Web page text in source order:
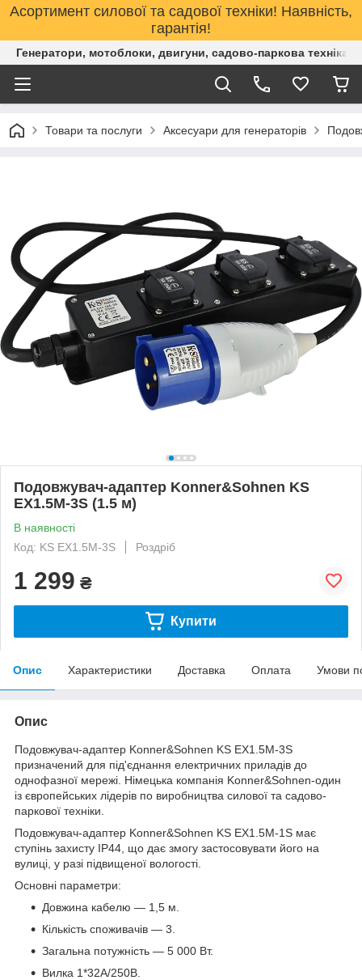
Асортимент силової та садової техніки! Наявність,
гарантія!
Генератори, мотоблоки, двигуни, садово-паркова техніка.
Товари та послуги Аксесуари для генераторів
Подовжувач-адаптер Konner&Sohnen KS
EX1.5M-3S (1.5 м)
В наявності
Код: KS EX1.5M-3S
Роздріб
1 299 ₴
Купити
Опис Характеристики Доставка Оплата Умови
Опис
Подовжувач-адаптер Konner&Sohnen KS EX1.5M-3S
призначений для під'єднання електричних приладів до
однофазної мережі. Німецька компанія Konner&Sohnen-один
із європейських лідерів по виробництва силової та садово-
паркової техніки.
Подовжувач-адаптер Konner&Sohnen KS EX1.5M-1S має
ступінь захисту IP44, що дає змогу застосовувати його на
вулиці, у разі підвищеної вологості.
Основні параметри:
Довжина кабелю — 1,5 м.
Кількість споживачів — 3.
Загальна потужність — 5 000 Вт.
Вилка 1*32А/250В.